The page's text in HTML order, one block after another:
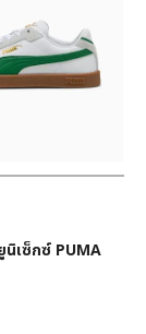
นิเซ็กซ์ PUMA